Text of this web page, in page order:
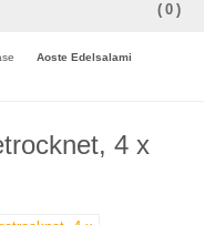
( 0 )
Aoste Edelsalami
4 x